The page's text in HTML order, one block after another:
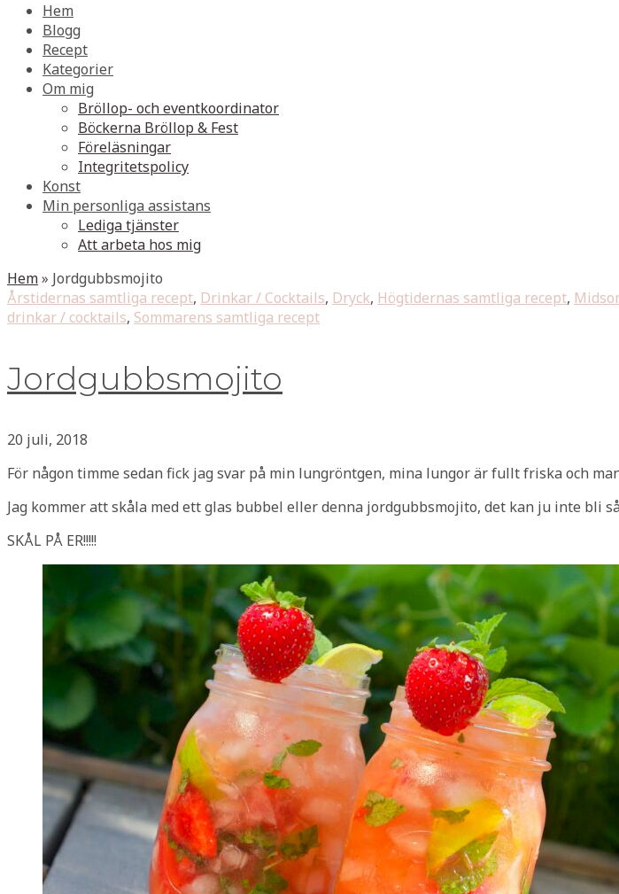
Hem
Blogg
Recept
Kategorier
Om mig
Bröllop- och eventkoordinator
Böckerna Bröllop & Fest
Föreläsningar
Integritetspolicy
Konst
Min personliga assistans
Lediga tjänster
Att arbeta hos mig
Hem» Jordgubbsmojito
Årstidernas samtliga recept, Drinkar / Cocktails, Dryck, Högtidernas samtliga recept,
drinkar / cocktails, Sommarens samtliga recept
Jordgubbsmojito
20 juli, 2018
För någon timme sedan fick jag svar på min lungröntgen, mina lungor är fullt friska och
Jag kommer att skåla med ett glas bubbel eller denna jordgubbsmojito, det kan ju inte bli
SKÅL PÅ ER!!!!!